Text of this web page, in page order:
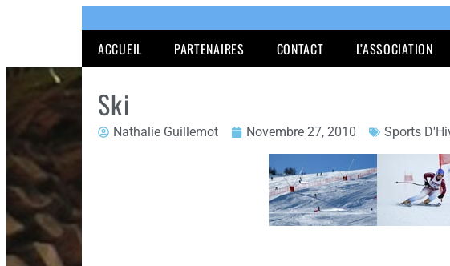
ACCUEIL PARTENAIRES CONTACT L’ASSOCIATION
Ski
Nathalie Guillemot Novembre 27, 2010 Sports